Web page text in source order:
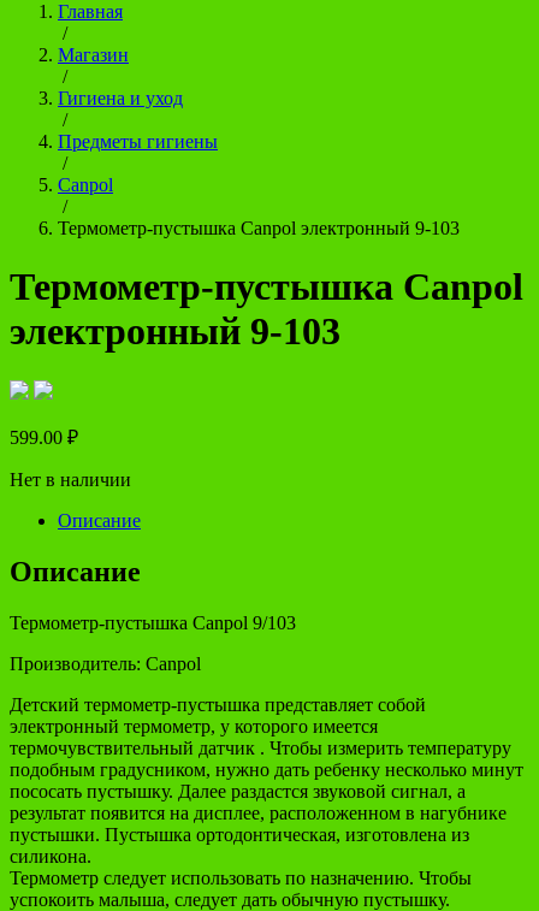
Главная
/
Магазин
/
Гигиена и уход
/
Предметы гигиены
/
Сanpol
/
Термометр-пустышка Canpol электронный 9-103
Термометр-пустышка Canpol
электронный 9-103
599.00 ₽
Нет в наличии
Описание
Описание
Термометр-пустышка Canpol 9/103
Производитель: Canpol
Детский термометр-пустышка представляет собой
электронный термометр, у которого имеется
термочувствительный датчик . Чтобы измерить температуру
подобным градусником, нужно дать ребенку несколько минут
пососать пустышку. Далее раздастся звуковой сигнал, а
результат появится на дисплее, расположенном в нагубнике
пустышки. Пустышка ортодонтическая, изготовлена из
силикона.
Термометр следует использовать по назначению. Чтобы
успокоить малыша, следует дать обычную пустышку.